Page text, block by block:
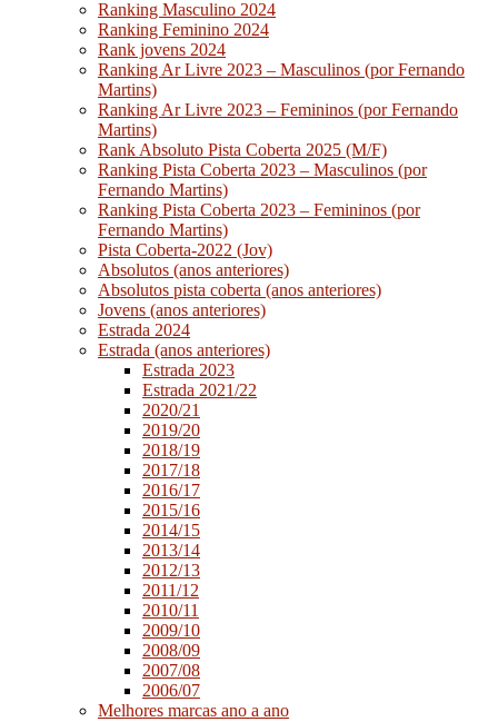
Ranking Masculino 2024
Ranking Feminino 2024
Rank jovens 2024
Ranking Ar Livre 2023 – Masculinos (por Fernando
Martins)
Ranking Ar Livre 2023 – Femininos (por Fernando
Martins)
Rank Absoluto Pista Coberta 2025 (M/F)
Ranking Pista Coberta 2023 – Masculinos (por
Fernando Martins)
Ranking Pista Coberta 2023 – Femininos (por
Fernando Martins)
Pista Coberta-2022 (Jov)
Absolutos (anos anteriores)
Absolutos pista coberta (anos anteriores)
Jovens (anos anteriores)
Estrada 2024
Estrada (anos anteriores)
Estrada 2023
Estrada 2021/22
2020/21
2019/20
2018/19
2017/18
2016/17
2015/16
2014/15
2013/14
2012/13
2011/12
2010/11
2009/10
2008/09
2007/08
2006/07
Melhores marcas ano a ano